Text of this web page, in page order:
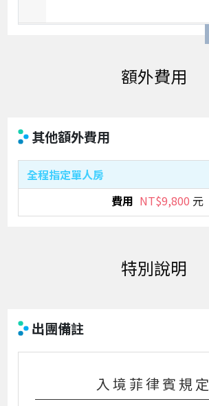
其他額外費用
全程指定單人房
NT$9,800 元
出團備註
入境菲律賓規定